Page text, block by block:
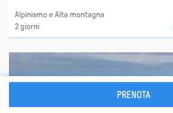
PRENOTA
Alpinismo e Alta montagna
2 giorni